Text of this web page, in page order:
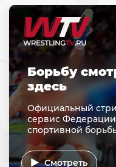
Борьбу
здесь
Официальный
сервис Федерации
спортивной
Смотреть